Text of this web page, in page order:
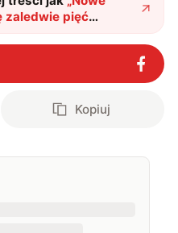
zaledwie pięć
szaleje z
Kopiuj